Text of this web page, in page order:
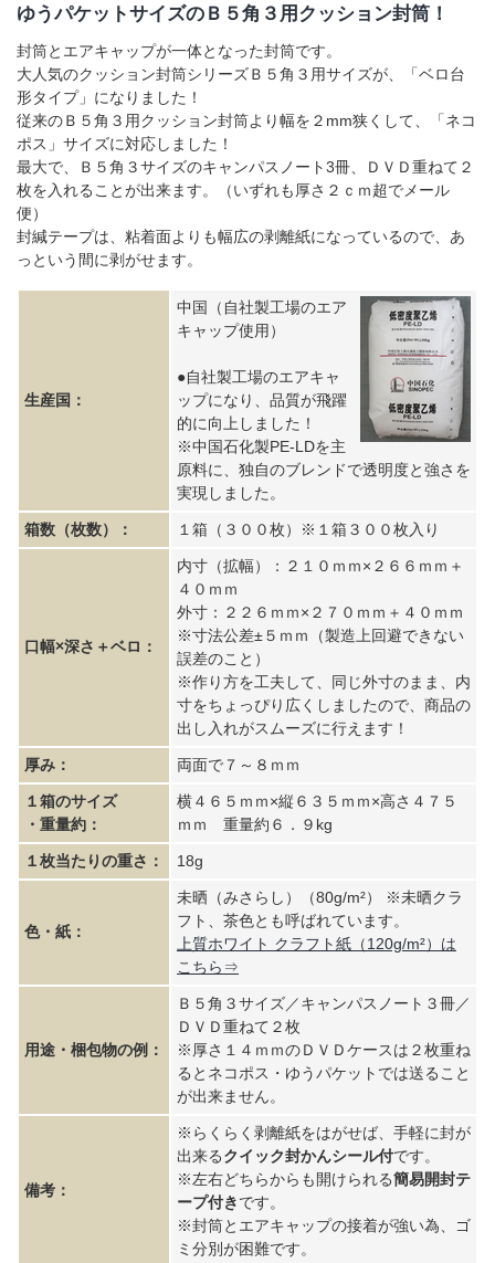
「クッション封筒」全比較一覧表はコチラから
印刷・オリジナルサイズも可能です！
ズメーカー「メニコン様」の受注から完成まではコチラ
リードタイム表（お届け日数）はコチラから。必ずクリッ
クしてご確認ください。
ゆうパケットサイズのＢ５角３用クッション封筒！
封筒とエアキャップが一体となった封筒です。
大人気のクッション封筒シリーズＢ５角３用サイズが、「ベロ台
形タイプ」になりました！
従来のＢ５角３用クッション封筒より幅を２mm狭くして、「ネコ
ポス」サイズに対応しました！
最大で、Ｂ５角３サイズのキャンパスノート3冊、ＤＶＤ重ねて２
枚を入れることが出来ます。（いずれも厚さ２ｃｍ超でメール
便）
封緘テープは、粘着面よりも幅広の剥離紙になっているので、あ
っという間に剥がせます。
生産国：
中国（自社製工場のエア
キャップ使用）
●自社製工場のエアキャ
ップになり、品質が飛躍
的に向上しました！
※中国石化製PE-LDを主
原料に、独自のブレンドで透明度と強さを
実現しました。
箱数（枚数）： １箱（３００枚）※１箱３００枚入り
口幅×深さ＋ベロ：
内寸（拡幅）：２１０ｍｍ×２６６ｍｍ＋
４０ｍｍ
外寸：２２６ｍｍ×２７０ｍｍ＋４０ｍｍ
※寸法公差±５ｍｍ（製造上回避できない
誤差のこと）
※作り方を工夫して、同じ外寸のまま、内
寸をちょっぴり広くしましたので、商品の
出し入れがスムーズに行えます！
厚み： 両面で７～８ｍｍ
１箱のサイズ
・重量約：
横４６５ｍｍ×縦６３５ｍｍ×高さ４７５
ｍｍ 重量約６．９kg
１枚当たりの重さ： 18g
色・紙：
未晒（みさらし）（80g/m²） ※未晒クラ
フト、茶色とも呼ばれています。
上質ホワイト クラフト紙（120g/m²）は
こちら⇒
用途・梱包物の例：
Ｂ５角３サイズ／キャンパスノート３冊／
ＤＶＤ重ねて２枚
※厚さ１４ｍｍのＤＶＤケースは２枚重ね
るとネコポス・ゆうパケットでは送ること
が出来ません。
備考：
※らくらく剥離紙をはがせば、手軽に封が
出来るクイック封かんシール付です。
※左右どちらからも開けられる簡易開封テ
ープ付きです。
※封筒とエアキャップの接着が強い為、ゴ
ミ分別が困難です。